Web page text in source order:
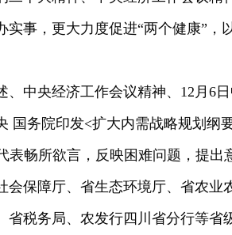
事，更大力度促进“两个健康”，
中央经济工作会议精神、12月6
务院印发<扩大内需战略规划纲
畅所欲言，反映困难问题，提出
保障厅、省生态环境厅、省农业
税务局、农发行四川省分行等省